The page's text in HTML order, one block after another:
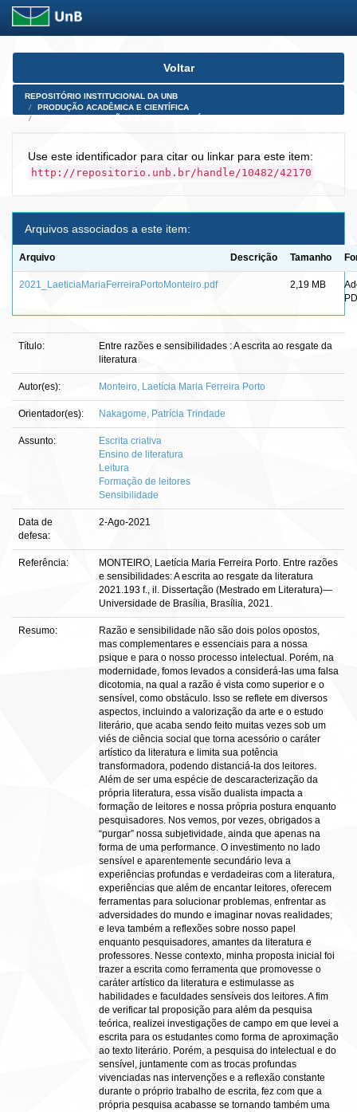
Skip
Voltar
REPOSITÓRIO INSTITUCIONAL DA UNB
PRODUÇÃO ACADÊMICA E CIENTÍFICA
Use este identificador para citar ou linkar para este item:
http://repositorio.unb.br/handle/10482/42170
Arquivos associados a este item:
Arquivo Descrição Tamanho
2021_LaeticiaMariaFerreiraPortoMonteiro.pdf 2,19 MB
Título:
Entre razões e sensibilidades : A escrita ao resgate da
literatura
Autor(es): Monteiro, Laetícia Maria Ferreira Porto
Orientador(es): Nakagome, Patrícia Trindade
Assunto:
Escrita criativa
Ensino de literatura
Leitura
Formação de leitores
Sensibilidade
Data de
defesa:
2-Ago-2021
Referência:
MONTEIRO, Laetícia Maria Ferreira Porto. Entre razões
e sensibilidades: A escrita ao resgate da literatura
2021.193 f., il. Dissertação (Mestrado em Literatura)—
Universidade de Brasília, Brasília, 2021.
Resumo:
Razão e sensibilidade não são dois polos opostos,
mas complementares e essenciais para a nossa
psique e para o nosso processo intelectual. Porém, na
modernidade, fomos levados a considerá-las uma falsa
dicotomia, na qual a razão é vista como superior e o
sensível, como obstáculo. Isso se reflete em diversos
aspectos, incluindo a valorização da arte e o estudo
literário, que acaba sendo feito muitas vezes sob um
viés de ciência social que torna acessório o caráter
artístico da literatura e limita sua potência
transformadora, podendo distanciá-la dos leitores.
Além de ser uma espécie de descaracterização da
própria literatura, essa visão dualista impacta a
formação de leitores e nossa própria postura enquanto
pesquisadores. Nos vemos, por vezes, obrigados a
“purgar” nossa subjetividade, ainda que apenas na
forma de uma performance. O investimento no lado
sensível e aparentemente secundário leva a
experiências profundas e verdadeiras com a literatura,
experiências que além de encantar leitores, oferecem
ferramentas para solucionar problemas, enfrentar as
adversidades do mundo e imaginar novas realidades;
e leva também a reflexões sobre nosso papel
enquanto pesquisadores, amantes da literatura e
professores. Nesse contexto, minha proposta inicial foi
trazer a escrita como ferramenta que promovesse o
caráter artístico da literatura e estimulasse as
habilidades e faculdades sensíveis dos leitores. A fim
de verificar tal proposição para além da pesquisa
teórica, realizei investigações de campo em que levei a
escrita para os estudantes como forma de aproximação
ao texto literário. Porém, a pesquisa do intelectual e do
sensível, juntamente com as trocas profundas
vivenciadas nas intervenções e a reflexão constante
durante o próprio trabalho de escrita, fez com que a
própria pesquisa acabasse se tornando também uma